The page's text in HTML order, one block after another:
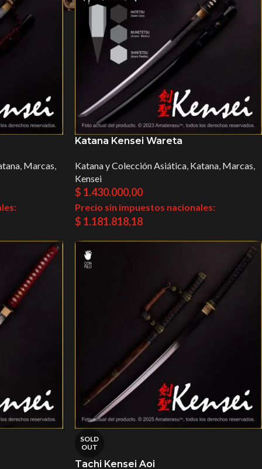
, Marcas,
Katana Kensei Wareta
Katana y Colección Asiática, Katana, Marcas,
Kensei
$ 1.430.000,00
Precio sin impuestos nacionales:
$ 1.181.818,18
SOLD
OUT
Tachi Kensei Aoi